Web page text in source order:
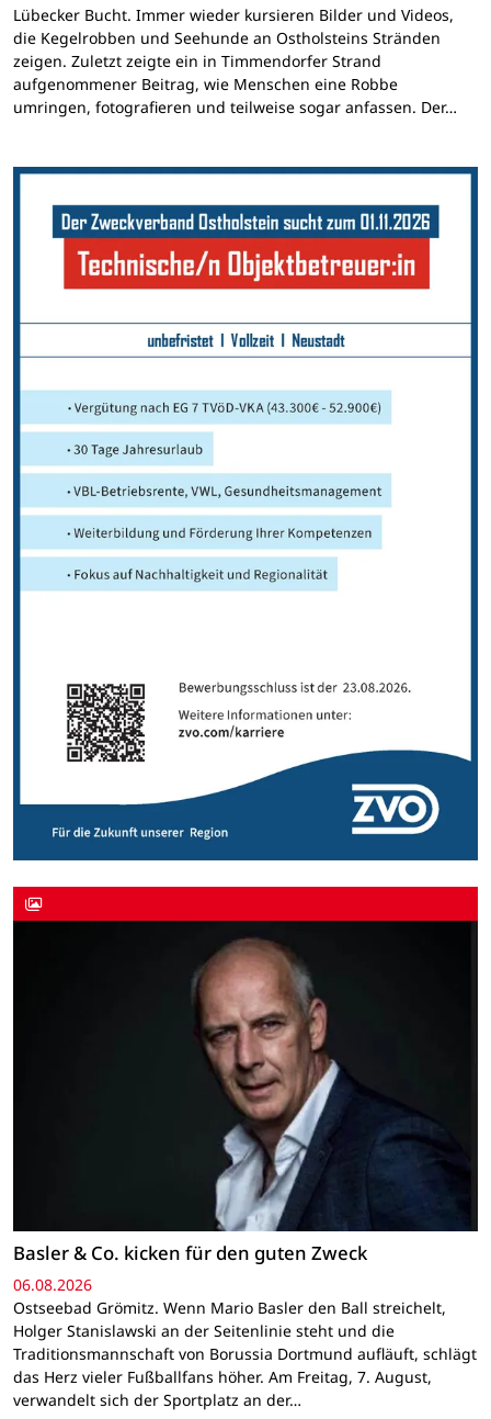
Lübecker Bucht. Immer wieder kursieren Bilder und Videos,
die Kegelrobben und Seehunde an Ostholsteins Stränden
zeigen. Zuletzt zeigte ein in Timmendorfer Strand
aufgenommener Beitrag, wie Menschen eine Robbe
umringen, fotografieren und teilweise sogar anfassen. Der…
Basler & Co. kicken für den guten Zweck
06.08.2026
Ostseebad Grömitz. Wenn Mario Basler den Ball streichelt,
Holger Stanislawski an der Seitenlinie steht und die
Traditionsmannschaft von Borussia Dortmund aufläuft, schlägt
das Herz vieler Fußballfans höher. Am Freitag, 7. August,
verwandelt sich der Sportplatz an der…